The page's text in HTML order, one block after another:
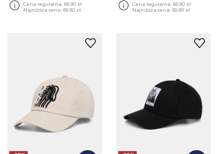
Cena regularna: 69,90 zł
Najniższa cena: 69,90 zł
Cena regularna: 69,90 zł
Najniższa cena: 69,90 zł